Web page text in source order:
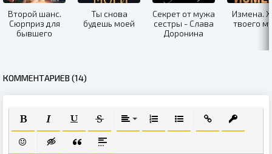
Второй шанс.
Сюрприз для
бывшего
Ты снова
будешь моей
Секрет от мужа
сестры - Слава
Доронина
Измена.
твоего
КОММЕНТАРИЕВ (14)
ПОЛУЖИРНЫЙ
КУРСИВПОДЧЕРКНУТЫЙ
ЗАЧЕРКНУТЫЙВЫРАВНИВАНИЕ
НУМЕРОВАННЫЙ СПИСОК
МАРКИРОВАННЫЙ
ВСТАВИТЬ